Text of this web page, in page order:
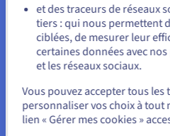
disponibilité sont disponibles
de besoins, combinée à de
vous assurent une disponibilité
Prévisible
Rester sur le site actuel
Sélectionner un autre site
et des traceurs de réseaux
tiers : qui nous permettent
ciblées, de mesurer leur
certaines données avec
et les réseaux sociaux.
Vous pouvez accepter tous
personnaliser vos choix à
lien « Gérer mes cookies »